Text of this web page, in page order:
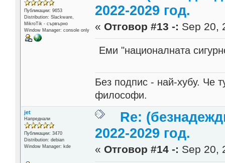
Публикации: 9653
Distribution: Slackware,
MikroTik - сървърно
Window Manager: console only
2022-2029 год.
« Отговор #13 -: Sep 20,
Еми "националната
Без подпис - най-хубу. Че
философи.
jet
Напреднали
Публикации: 3470
Distribution: debian
Window Manager: kde
Re:
2022-2029 год.
« Отговор #14 -: Sep 20,